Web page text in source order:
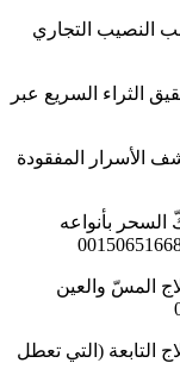
النصيب التجاري
الثراء السريع عبر
الأسرار المفقودة
السحر بأنواعه
المسّ والعين
التابعة (التي تعطل